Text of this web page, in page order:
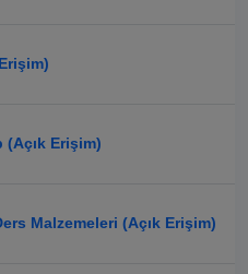
Erişim)
Malzemeleri (Açık Erişim)